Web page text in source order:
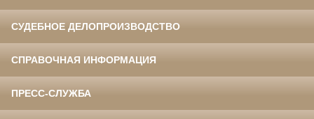
СУДЕБНОЕ ДЕЛОПРОИЗВОДСТВО
СПРАВОЧНАЯ ИНФОРМАЦИЯ
ПРЕСС-СЛУЖБА